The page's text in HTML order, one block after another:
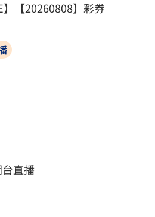
】【20260808】彩券
直播